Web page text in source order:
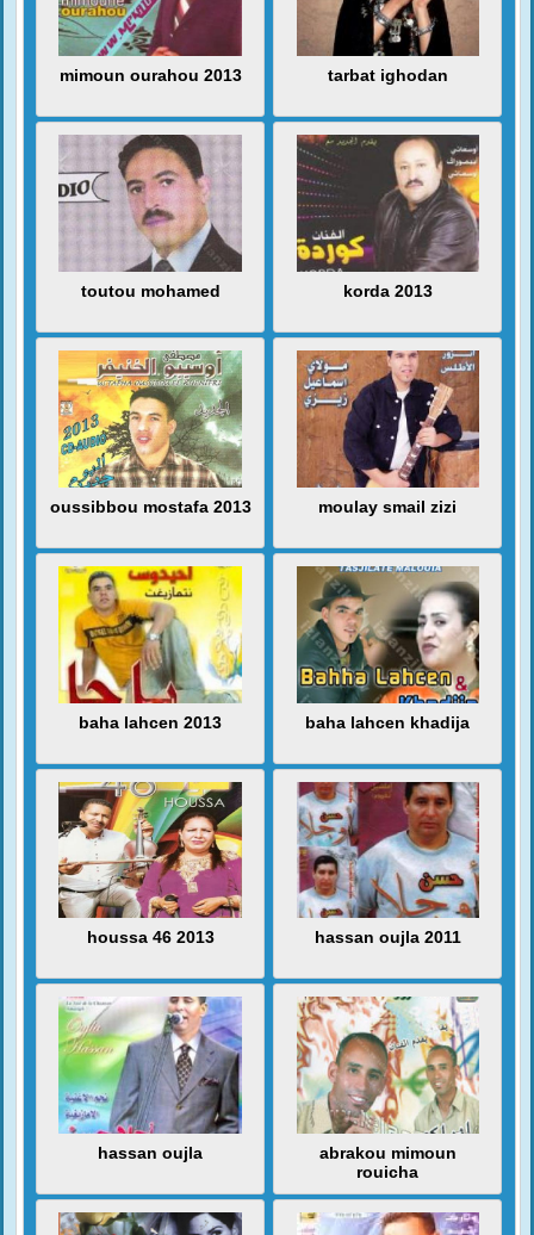
mimoun ourahou 2013 tarbat ighodan
toutou mohamed korda 2013
oussibbou mostafa 2013 moulay smail zizi
baha lahcen 2013 baha lahcen khadija
houssa 46 2013 hassan oujla 2011
hassan oujla
abrakou mimoun
rouicha